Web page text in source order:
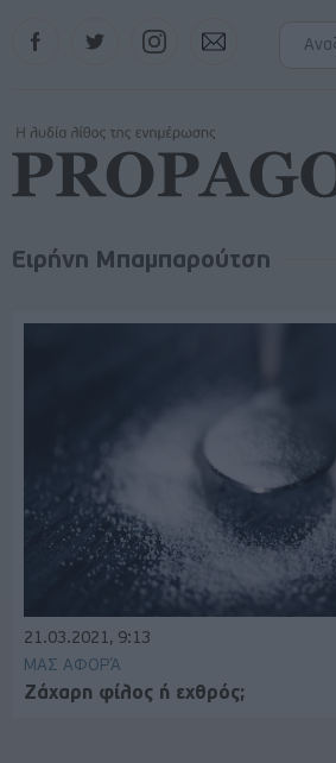
Instagram
Ειρήνη Μπαμπαρούτση
21.03.2021, 9:13
ΜΑΣ ΑΦΟΡΆ
Ζάχαρη φίλος ή εχθρός;